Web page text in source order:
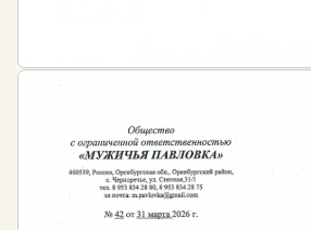
Обучение работников по
а также работодатели -
предприниматели, обязаны
охране труда и проверку